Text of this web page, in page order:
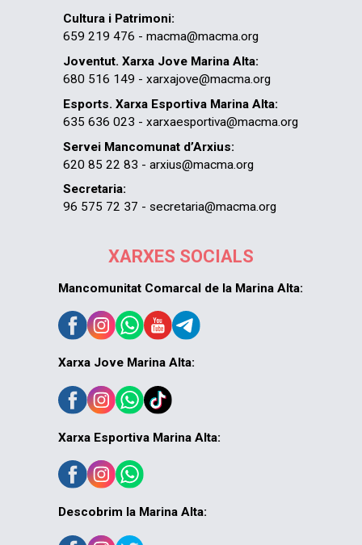
Cultura i Patrimoni:
659 219 476 - macma@macma.org
Joventut. Xarxa Jove Marina Alta:
680 516 149 - xarxajove@macma.org
Esports. Xarxa Esportiva Marina Alta:
635 636 023 - xarxaesportiva@macma.org
Servei Mancomunat d’Arxius:
620 85 22 83 - arxius@macma.org
Secretaria:
96 575 72 37 - secretaria@macma.org
XARXES SOCIALS
Mancomunitat Comarcal de la Marina Alta:
Xarxa Jove Marina Alta:
Xarxa Esportiva Marina Alta:
Descobrim la Marina Alta: